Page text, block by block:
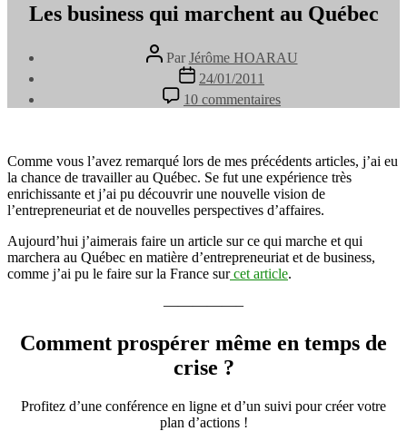
Les business qui marchent au Québec
Auteur
de
l’article
Par Jérôme HOARAU
Date
de
l’article
24/01/2011
10 commentaires
Les
marchent
au
Québec
Comme vous l’avez remarqué lors de mes précédents articles, j’ai eu
la chance de travailler au Québec. Se fut une expérience très
enrichissante et j’ai pu découvrir une nouvelle vision de
l’entrepreneuriat et de nouvelles perspectives d’affaires.
Aujourd’hui j’aimerais faire un article sur ce qui marche et qui
marchera au Québec en matière d’entrepreneuriat et de business,
comme j’ai pu le faire sur la France surcet article.
—————–
Comment prospérer même en temps de
crise ?
Profitez d’une conférence en ligne et d’un suivi pour créer votre
plan d’actions !